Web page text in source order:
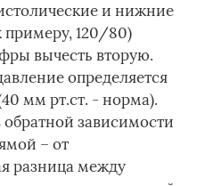
и нижние
примеру, 120/80)
вычесть вторую.
определяется
мм рт.ст. - норма).
зависимости
– от
разница между